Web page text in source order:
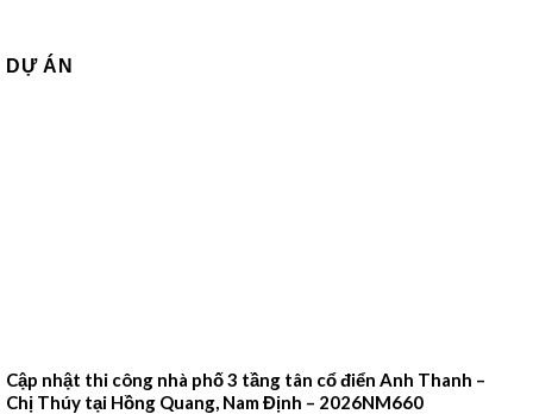
DỰ ÁN
Cập nhật thi công nhà phố 3 tầng tân cổ điển Anh Thanh –
Chị Thúy tại Hồng Quang, Nam Định – 2026NM660